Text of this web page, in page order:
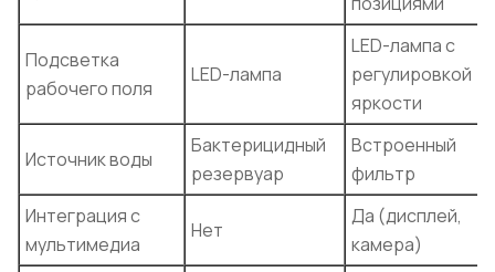
Подсветка
рабочего поля
LED-лампа
LED-лампа с
регулировкой
яркости
Источник воды
Бактерицидный
резервуар
Встроенный
фильтр
Интеграция с
мультимедиа
Нет
Да (дисплей,
камера)